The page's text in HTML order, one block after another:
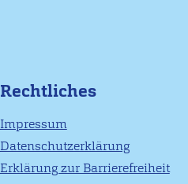
Rechtliches
Impressum
Datenschutzerklärung
Erklärung zur Barrierefreiheit